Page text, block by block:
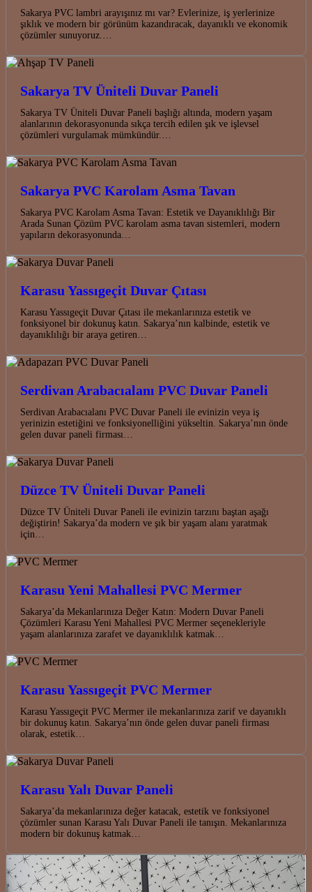
Sakarya PVC lambri arayışınız mı var? Evlerinize, iş yerlerinize
şıklık ve modern bir görünüm kazandıracak, dayanıklı ve ekonomik
çözümler sunuyoruz.…
Sakarya TV Üniteli Duvar Paneli
Sakarya TV Üniteli Duvar Paneli başlığı altında, modern yaşam
alanlarının dekorasyonunda sıkça tercih edilen şık ve işlevsel
çözümleri vurgulamak mümkündür.…
Sakarya PVC Karolam Asma Tavan
Sakarya PVC Karolam Asma Tavan: Estetik ve Dayanıklılığı Bir
Arada Sunan Çözüm PVC karolam asma tavan sistemleri, modern
yapıların dekorasyonunda…
Karasu Yassıgeçit Duvar Çıtası
Karasu Yassıgeçit Duvar Çıtası ile mekanlarınıza estetik ve
fonksiyonel bir dokunuş katın. Sakarya’nın kalbinde, estetik ve
dayanıklılığı bir araya getiren…
Serdivan Arabacıalanı PVC Duvar Paneli
Serdivan Arabacıalanı PVC Duvar Paneli ile evinizin veya iş
yerinizin estetiğini ve fonksiyonelliğini yükseltin. Sakarya’nın önde
gelen duvar paneli firması…
Düzce TV Üniteli Duvar Paneli
Düzce TV Üniteli Duvar Paneli ile evinizin tarzını baştan aşağı
değiştirin! Sakarya’da modern ve şık bir yaşam alanı yaratmak
için…
Karasu Yeni Mahallesi PVC Mermer
Sakarya’da Mekanlarınıza Değer Katın: Modern Duvar Paneli
Çözümleri Karasu Yeni Mahallesi PVC Mermer seçenekleriyle
yaşam alanlarınıza zarafet ve dayanıklılık katmak…
Karasu Yassıgeçit PVC Mermer
Karasu Yassıgeçit PVC Mermer ile mekanlarınıza zarif ve dayanıklı
bir dokunuş katın. Sakarya’nın önde gelen duvar paneli firması
olarak, estetik…
Karasu Yalı Duvar Paneli
Sakarya’da mekanlarınıza değer katacak, estetik ve fonksiyonel
çözümler sunan Karasu Yalı Duvar Paneli ile tanışın. Mekanlarınıza
modern bir dokunuş katmak…